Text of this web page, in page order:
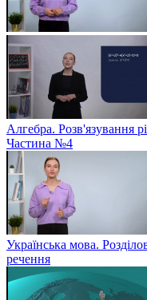
Алгебра. Розв'язування
Частина №4
Українська мова.
речення